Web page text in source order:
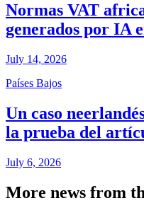
Normas VAT
generados por IA
July 14, 2026
Países Bajos
Un caso
la prueba del
July 6, 2026
More news from